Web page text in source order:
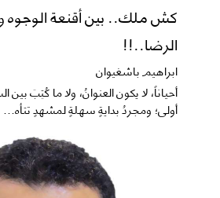
كش ملك.. بين أقنعة الوجوه
الرضا..!!
ابراهيم باشغيوان
​أحياناً، لا يكون العنوانُ، ولا ما كُتِبَ
أولى؛ ومجردُ بدايةٍ سهلةٍ لمشهدٍ تتأه...